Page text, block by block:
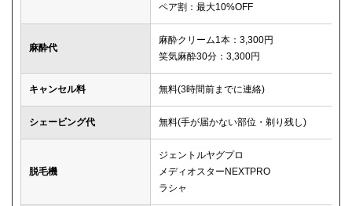
ペア割：最大10%OFF
麻酔代
麻酔クリーム1本：3,300円
笑気麻酔30分：3,300円
キャンセル料 無料(3時間前までに連絡)
シェービング代 無料(手が届かない部位・剃り残し)
脱毛機
ジェントルヤグプロ
メディオスターNEXTPRO
ラシャ